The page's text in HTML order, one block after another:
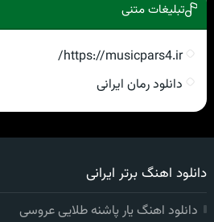
تبلیغات متنی
https://musicpars4.ir/
دانلود رمان ایرانی
دانلود اهنگ برتر ایرانی
دانلود اهنگ یار پاشنه طلایی عروسی